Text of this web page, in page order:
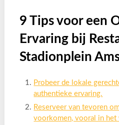
9 Tips voor een
Ervaring bij
Stadionplein
Probeer de lokale
authentieke ervaring.
Reserveer van tevoren
voorkomen, vooral in het